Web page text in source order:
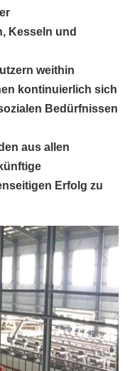
Kesseln und
weithin
kontinuierlich sich
Bedürfnissen
aus allen
Erfolg zu